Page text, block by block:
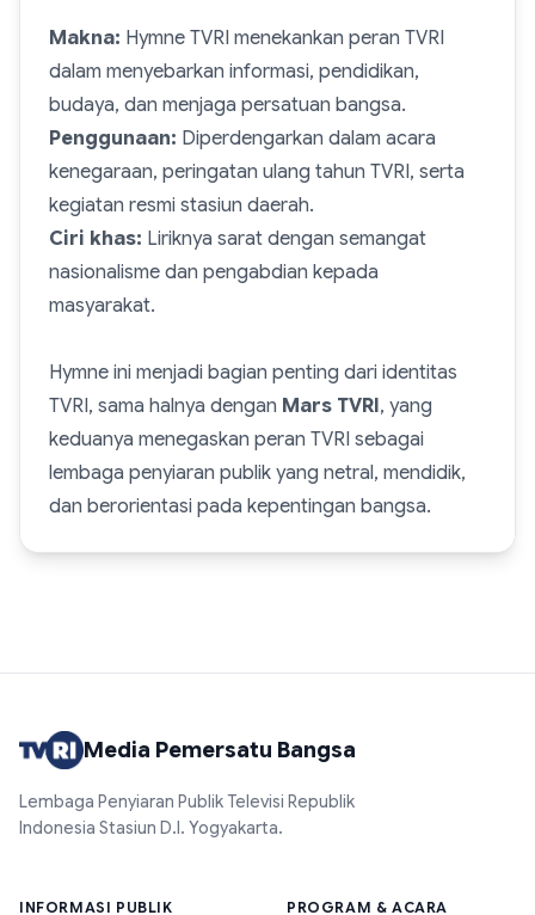
Makna: Hymne TVRI menekankan peran TVRI
dalam menyebarkan informasi, pendidikan,
budaya, dan menjaga persatuan bangsa.
Penggunaan: Diperdengarkan dalam acara
kenegaraan, peringatan ulang tahun TVRI, serta
kegiatan resmi stasiun daerah.
Ciri khas: Liriknya sarat dengan semangat
nasionalisme dan pengabdian kepada
masyarakat.
Hymne ini menjadi bagian penting dari identitas
TVRI, sama halnya dengan Mars TVRI, yang
keduanya menegaskan peran TVRI sebagai
lembaga penyiaran publik yang netral, mendidik,
dan berorientasi pada kepentingan bangsa.
Media Pemersatu Bangsa
Lembaga Penyiaran Publik Televisi Republik
Indonesia Stasiun D.I. Yogyakarta.
INFORMASI PUBLIK PROGRAM & ACARA